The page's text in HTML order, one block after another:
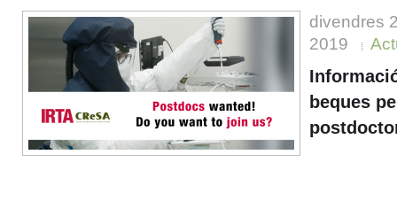
divendres
2019
beques